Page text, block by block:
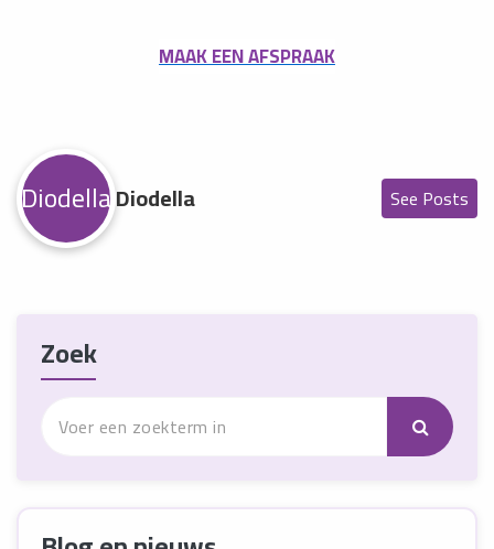
MAAK EEN AFSPRAAK
DiodellaDiodella See Posts
Zoek